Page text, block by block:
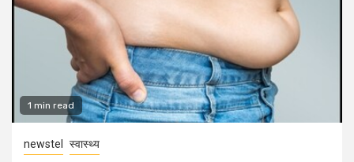
1 min read
newstel स्वास्थ्य